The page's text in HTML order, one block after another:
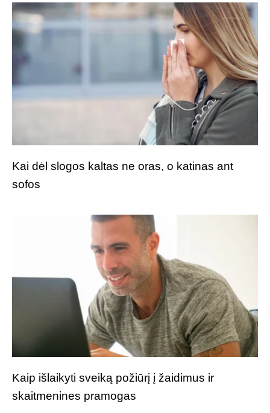
Kai dėl slogos kaltas ne oras, o katinas ant
sofos
Kaip išlaikyti sveiką požiūrį į žaidimus ir
skaitmenines pramogas